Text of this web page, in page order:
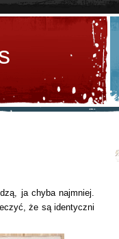
ja chyba najmniej.
że są identyczni